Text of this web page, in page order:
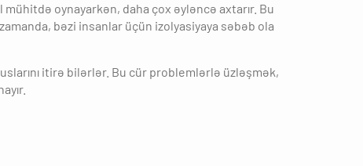
mühitdə oynayarkən, daha çox əyləncə axtarır. Bu
bəzi insanlar üçün izolyasiyaya səbəb ola
itirə bilərlər. Bu cür problemlərlə üzləşmək,